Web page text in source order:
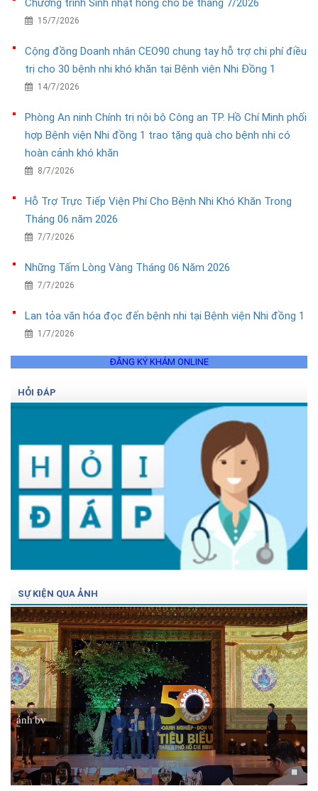
Chương trình Sinh nhật hồng cho bé tháng 7/2026
15/7/2026
Cộng đồng Doanh nhân CEO90 chung tay hỗ trợ chi phí điều
trị cho 30 bệnh nhi khó khăn tại Bệnh viện Nhi Đồng 1
14/7/2026
Phòng An ninh Chính trị nội bộ Công an TP. Hồ Chí Minh phối
hợp Bệnh viện Nhi đồng 1 trao tặng quà cho bệnh nhi có
hoàn cảnh khó khăn
8/7/2026
Hỗ Trợ Trực Tiếp Viện Phí Cho Bệnh Nhi Khó Khăn Trong
Tháng 06 năm 2026
7/7/2026
Những Tấm Lòng Vàng Tháng 06 Năm 2026
7/7/2026
Lan tỏa văn hóa đọc đến bệnh nhi tại Bệnh viện Nhi đồng 1
1/7/2026
ĐĂNG KÝ KHÁM ONLINE
HỎI ĐÁP
SỰ KIỆN QUA ẢNH
ảnh bv